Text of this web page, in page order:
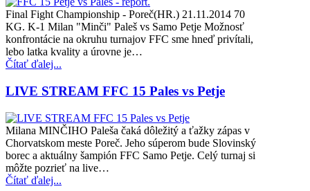
Final Fight Championship - Poreč(HR.) 21.11.2014 70
KG. K-1 Milan "Minči" Paleš vs Samo Petje Možnosť
konfrontácie na okruhu turnajov FFC sme hneď privítali,
lebo latka kvality a úrovne je…
Čítať ďalej...
LIVE STREAM FFC 15 Pales vs Petje
Milana MINČIHO Paleša čaká dôležitý a ťažky zápas v
Chorvatskom meste Poreč. Jeho súperom bude Slovinský
borec a aktuálny šampión FFC Samo Petje. Celý turnaj si
môžte pozrieť na live…
Čítať ďalej...